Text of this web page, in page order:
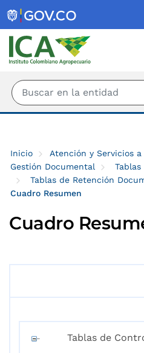
Inicio
Atención y Servicios
Gestión Documental
Tablas de Retención
Cuadro Resumen
Cuadro
Tablas de